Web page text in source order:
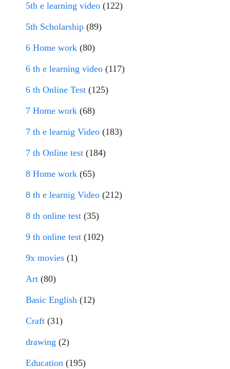
5th e learning video (122)
5th Scholarship (89)
6 Home work (80)
6 th e learning video (117)
6 th Online Test (125)
7 Home work (68)
7 th e learnig Video (183)
7 th Online test (184)
8 Home work (65)
8 th e learnig Video (212)
8 th online test (35)
9 th online test (102)
9x movies (1)
Art (80)
Basic English (12)
Craft (31)
drawing (2)
Education (195)